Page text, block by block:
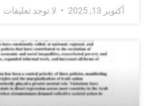
أكتوبر 13, 2025 لا توجد تعليقات